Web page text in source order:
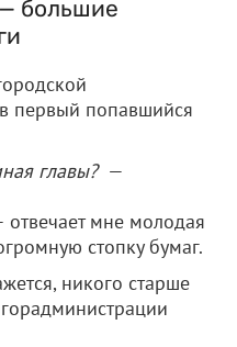
большие
первый попавшийся
главы? —
отвечает мне молодая
стопку бумаг.
никого старше